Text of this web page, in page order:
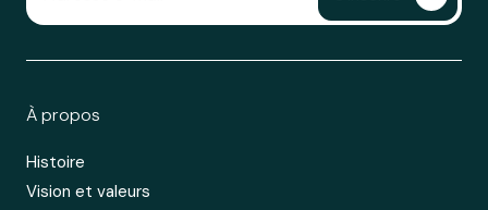
À propos
Histoire
Vision et valeurs